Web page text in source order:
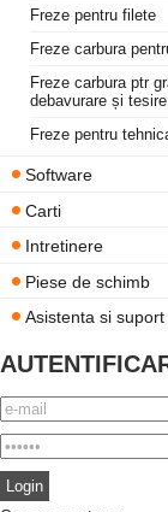
Freze pentru filete
Freze carbura
Freze carbura ptr
debavurare și tesire
Freze pentru
Software
Carti
Intretinere
Piese de schimb
Asistenta si suport